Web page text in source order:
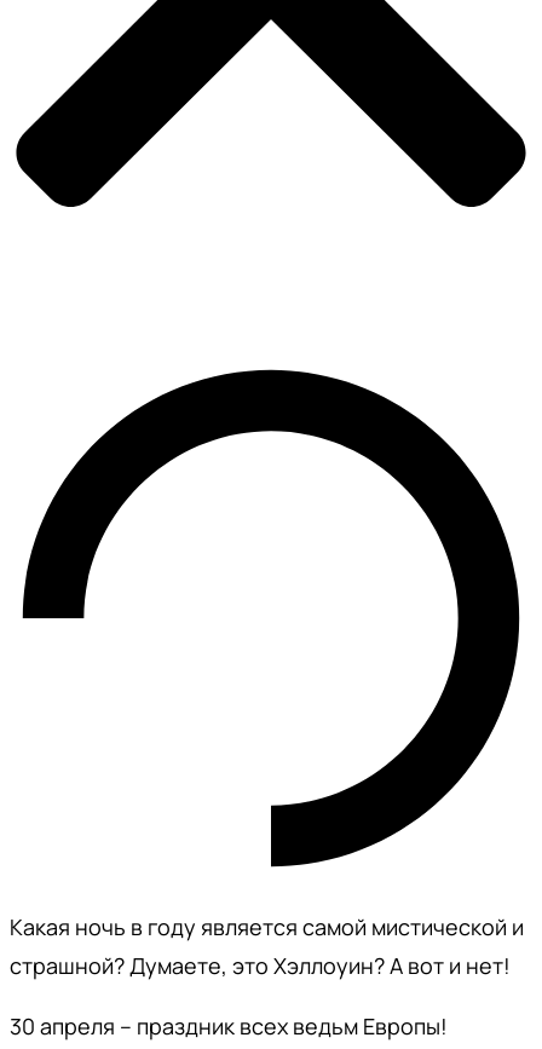
Какая ночь в году является самой мистической и
страшной? Думаете, это Хэллоуин? А вот и нет!
30 апреля – праздник всех ведьм Европы!